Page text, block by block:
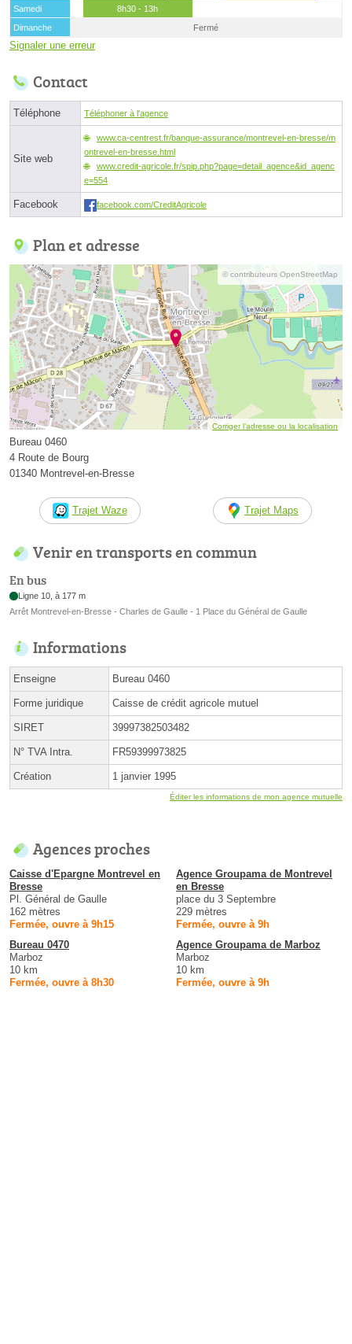
Samedi
8h30 - 13h
Dimanche
Fermé
Signaler une erreur
Contact
Téléphone Téléphoner à l'agence
Site web
www.ca-centrest.fr/banque-assurance/montrevel-en-bresse/m
ontrevel-en-bresse.html
www.credit-agricole.fr/spip.php?page=detail_agence&id_agenc
e=554
Facebook facebook.com/CreditAgricole
Plan et adresse
© contributeurs OpenStreetMap
Corriger l’adresse ou la localisation
Bureau 0460
4 Route de Bourg
01340 Montrevel-en-Bresse
Trajet Waze Trajet Maps
Venir en transports en commun
En bus
Ligne 10, à 177 m
Arrêt Montrevel-en-Bresse - Charles de Gaulle - 1 Place du Général de Gaulle
Informations
Enseigne Bureau 0460
Forme juridique Caisse de crédit agricole mutuel
SIRET 39997382503482
N° TVA Intra. FR59399973825
Création 1 janvier 1995
Éditer les informations de mon agence mutuelle
Agences proches
Caisse d'Epargne Montrevel en
Bresse
Pl. Général de Gaulle
162 mètres
Fermée, ouvre à 9h15
Agence Groupama de Montrevel
en Bresse
place du 3 Septembre
229 mètres
Fermée, ouvre à 9h
Bureau 0470
Marboz
10 km
Fermée, ouvre à 8h30
Agence Groupama de Marboz
Marboz
10 km
Fermée, ouvre à 9h